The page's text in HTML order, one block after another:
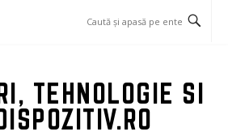
TEHNOLOGIE SI